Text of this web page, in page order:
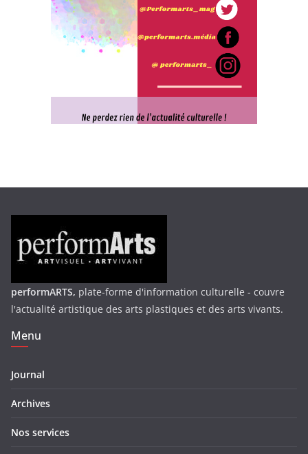
performARTS, plate-forme d'information culturelle - couvre
l'actualité artistique des arts plastiques et des arts vivants.
Menu
Journal
Archives
Nos services